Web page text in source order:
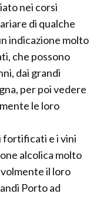
nei corsi
di qualche
indicazione molto
che possono
dai grandi
per poi vedere
le loro
fortificati e i vini
alcolica molto
il loro
Porto ad